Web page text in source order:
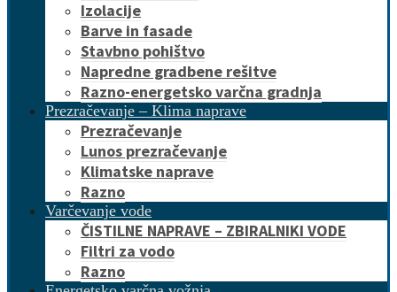
Izolacije
Barve in fasade
Stavbno pohištvo
Napredne gradbene rešitve
Razno-energetsko varčna gradnja
Prezračevanje – Klima naprave
Prezračevanje
Lunos prezračevanje
Klimatske naprave
Razno
Varčevanje vode
ČISTILNE NAPRAVE – ZBIRALNIKI VODE
Filtri za vodo
Razno